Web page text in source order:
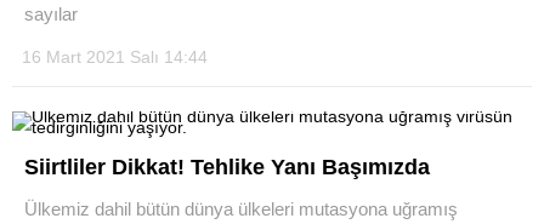
sayılar
16 Mart 2021 Salı 14:44
Siirtliler Dikkat! Tehlike Yanı Başımızda
Ülkemiz dahil bütün dünya ülkeleri mutasyona uğramış